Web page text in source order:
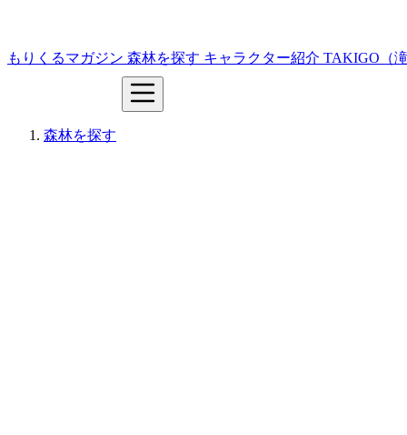
もりくるマガジン 森林を探す キャラクター紹介 TAKIGO（
森林を探す